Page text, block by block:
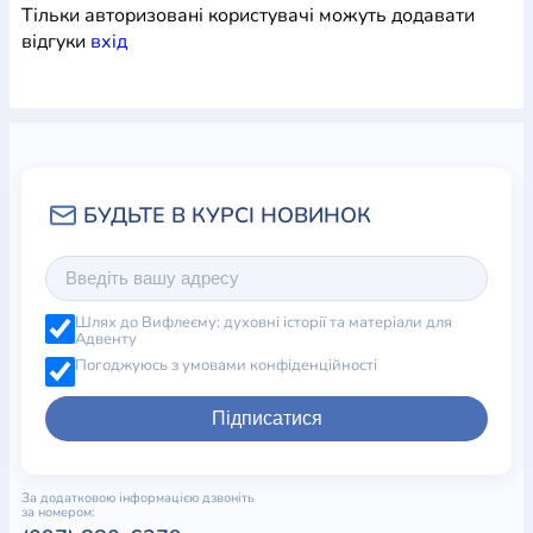
Тільки авторизовані користувачі можуть додавати
відгуки вхiд
Шлях до Вифлеєму: духовні історії та матеріали для
Адвенту
Погоджуюсь з умовами конфіденційності
Підписатися
За додатковою інформацією дзвоніть
за номером: